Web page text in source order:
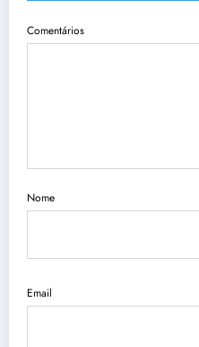
Comentários
Nome
Email